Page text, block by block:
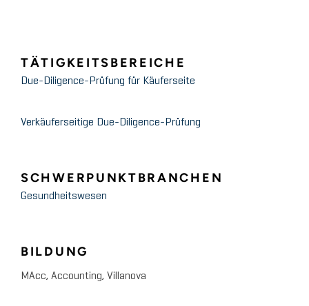
TÄTIGKEITSBEREICHE
Due-Diligence-Prüfung für Käuferseite
Verkäuferseitige Due-Diligence-Prüfung
SCHWERPUNKTBRANCHEN
Gesundheitswesen
BILDUNG
MAcc, Accounting, Villanova